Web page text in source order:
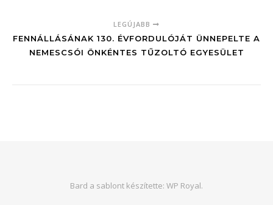
LEGÚJABB
FENNÁLLÁSÁNAK 130. ÉVFORDULÓJÁT ÜNNEPELTE A
NEMESCSÓI ÖNKÉNTES TŰZOLTÓ EGYESÜLET
Bard a sablont készítette: WP Royal.